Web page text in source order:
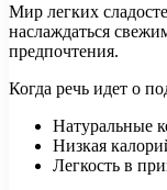
Мир легких
наслаждаться
предпочтения.
Когда речь идет о
Натуральные
Низкая
Легкость в